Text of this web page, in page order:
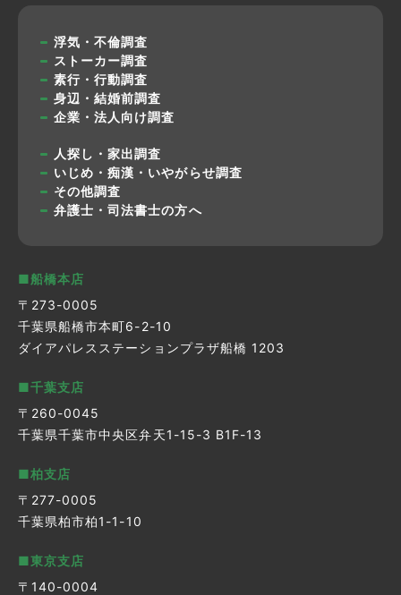
浮気・不倫調査
ストーカー調査
素行・行動調査
身辺・結婚前調査
企業・法人向け調査
人探し・家出調査
いじめ・痴漢・いやがらせ調査
その他調査
弁護士・司法書士の方へ
■船橋本店
〒273-0005
千葉県船橋市本町6-2-10
ダイアパレスステーションプラザ船橋 1203
■千葉支店
〒260-0045
千葉県千葉市中央区弁天1-15-3 B1F-13
■柏支店
〒277-0005
千葉県柏市柏1-1-10
■東京支店
〒140-0004